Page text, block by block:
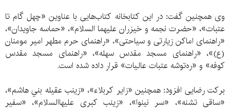
وی همچنین گفت: در اين كتابخانه كتاب‌هایی با عناوین «چهل گام تا
عتبات»، «حضرت نجمه و خيزران عليهما السلام»، «حماسه جاويدان»،
«راهنمای اماكن زيارتی و سياحتی»، «راهنمای حرم مطهر امير مومنان
(ع)»، «راهنمای مسجد مقدس سهله»، «راهنمای مسجد مقدس
كوفه» و «ره‌توشه عتبات عاليات» قرار داده شده است.
بركت رضايی افزود: همچنين «زاير كربلاء»، «زينب عقيله بني هاشم»،
«ساقی تشنه»، «سر نينوا»، «زينب كبری عليها‌السلام»، «سفير